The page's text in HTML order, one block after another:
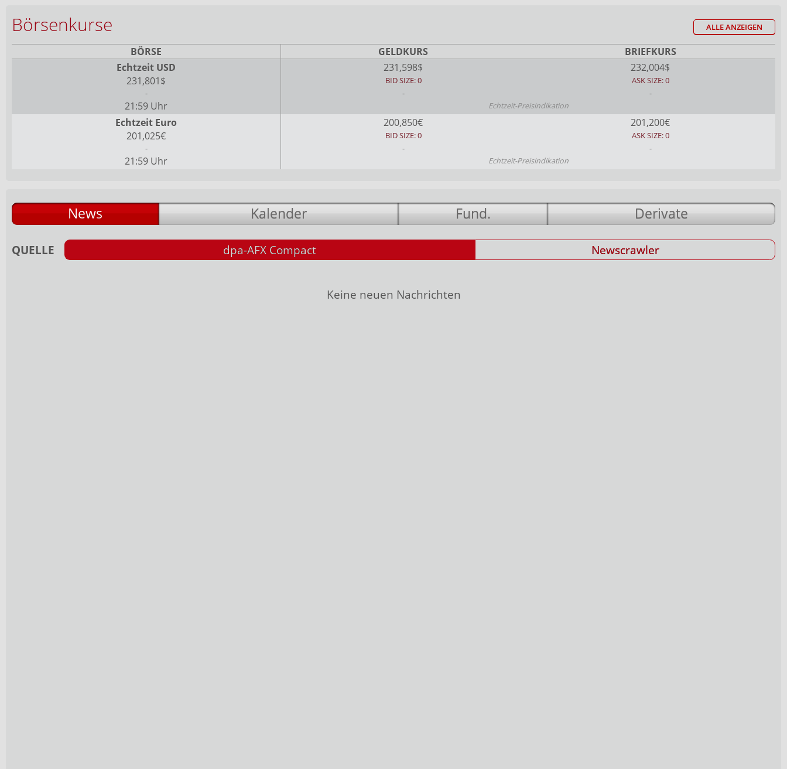
Börsenkurse ALLE ANZEIGEN
BÖRSE GELDKURS
BRIEFKURS
Echtzeit USD
231,598$
232,004$
231,801$
BID SIZE: 0
ASK SIZE: 0
-
- -
21:59 Uhr Echtzeit-Preisindikation
Echtzeit Euro 200,850€
201,200€
201,025€
BID SIZE: 0
ASK SIZE: 0
-
- -
21:59 Uhr Echtzeit-Preisindikation
News Kalender Fund. Derivate
QUELLE dpa-AFX Compact Newscrawler
Keine neuen Nachrichten